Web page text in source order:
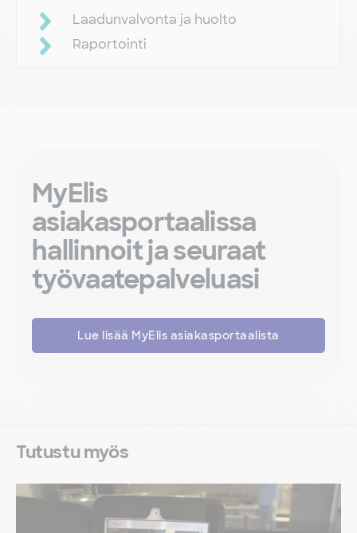
Laadunvalvonta ja huolto
Raportointi
MyElis
asiakasportaalissa
hallinnoit ja seuraat
työvaatepalveluasi
Lue lisää MyElis asiakasportaalista
Tutustu myös